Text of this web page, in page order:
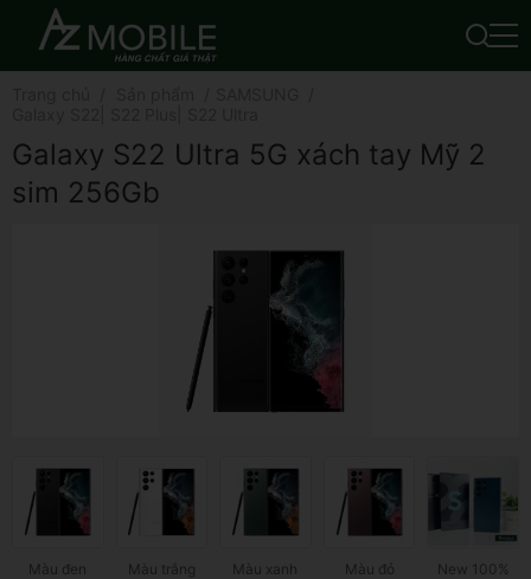
Galaxy S22 Ultra 5G xách tay Mỹ 2
sim 256Gb
Màu đen Màu trắng Màu xanh Màu đỏ New 100%